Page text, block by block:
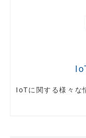
IoTに関する様々な